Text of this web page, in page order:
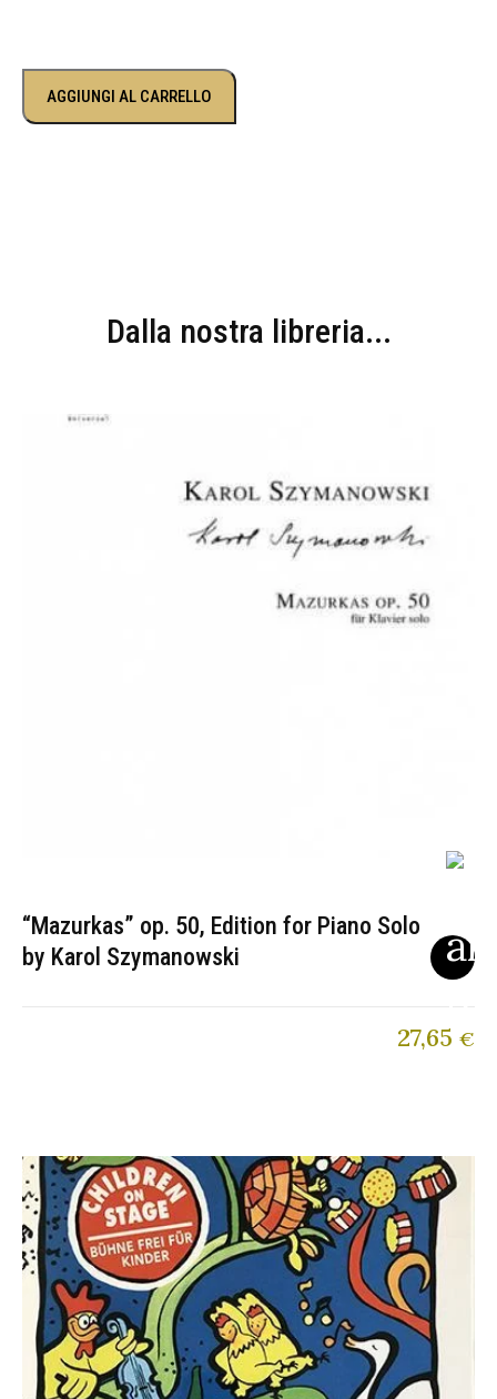
AGGIUNGI AL CARRELLO
Dalla nostra libreria...
“Mazurkas” op. 50, Edition for Piano Solo
by Karol Szymanowski
27,65 €